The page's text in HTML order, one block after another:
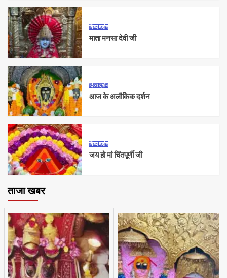
दिव्य दर्शन
माता मनसा देवी जी
दिव्य दर्शन
आज के अलौकिक दर्शन
दिव्य दर्शन
जय हो मां चिंतपूर्णी जी
ताजा खबर